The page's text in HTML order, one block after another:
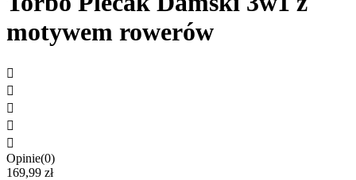
motywem rowerów





Opinie(0)
169,99 zł